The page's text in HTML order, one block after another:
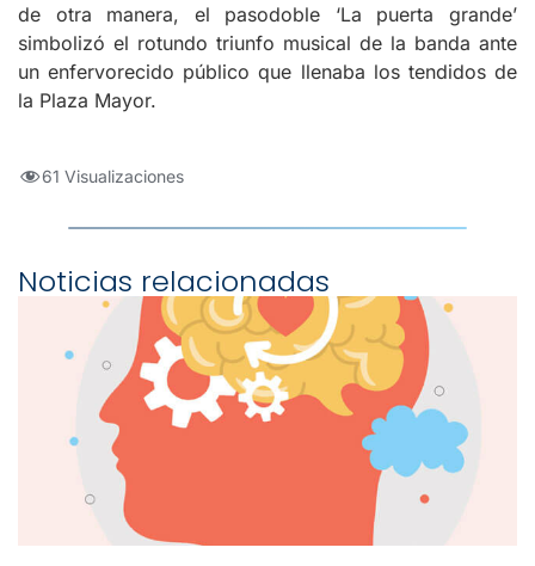
de otra manera, el pasodoble ‘La puerta grande’
simbolizó el rotundo triunfo musical de la banda ante
un enfervorecido público que llenaba los tendidos de
la Plaza Mayor.
61 Visualizaciones
Noticias relacionadas